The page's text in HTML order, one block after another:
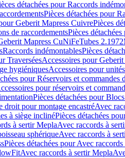
détachées pour Raccords
Pièces détachées pour
Geberit Mapress CuivrePièces
de raccordementsPièces
Mapress CuNiFeTubes 2.1972
Raccords indémontablesPièces
TraverséesAccessoires pour
hygiéniquesAccessoires pour
pour Réservoirs et
pour réservoirs et
Pièces détachées pour
droit pour montage encastréAvec
à siège inclinéPièces détachées
à sertir MeplaAvec raccords à
sphériqueAvec raccords à
Pièces détachées pour Avec
Avec raccords à sertir Mepla